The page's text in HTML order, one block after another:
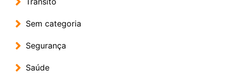
Sem categoria
Segurança
Saúde